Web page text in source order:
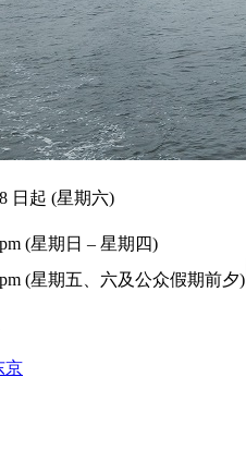
日起 (星期六)
(星期日 – 星期四)
(星期五、六及公众假期前夕)
京